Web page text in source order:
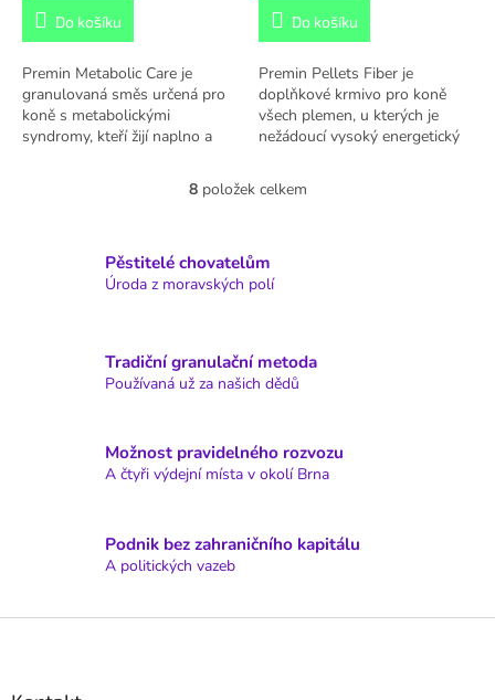
Do košíku
Premin Metabolic Care je
granulovaná směs určená pro
koně s metabolickými
syndromy, kteří žijí naplno a
Do košíku
Premin Pellets Fiber je
doplňkové krmivo pro koně
všech plemen, u kterých je
nežádoucí vysoký energetický
kg jako seno....
O
á
d
p
r
y
v
i
s
8položek celkem
Pěstitelé chovatelům
Úroda z moravských polí
Tradiční granulační metoda
Používaná už za našich dědů
Možnost pravidelného rozvozu
A čtyři výdejní místa v okolí Brna
Podnik bez zahraničního kapitálu
A politických vazeb